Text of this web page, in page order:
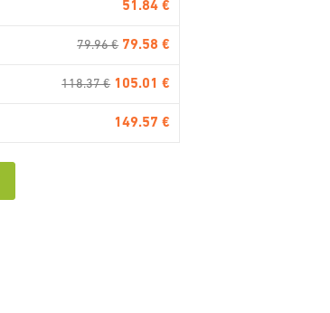
51.84 €
79.96 € 79.58 €
118.37 € 105.01 €
149.57 €